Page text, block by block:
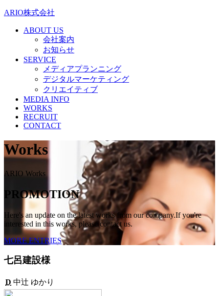
ARIO株式会社
ABOUT US
会社案内
お知らせ
SERVICE
メディアプランニング
デジタルマーケティング
クリエイティブ
MEDIA INFO
WORKS
RECRUIT
CONTACT
Works
ARIO Works
PROMOTION
Here's an update on the latest works from our company.If you're
interested in this works, please contact us.
MORE ENTRIES
七呂建設様
D 中辻 ゆかり